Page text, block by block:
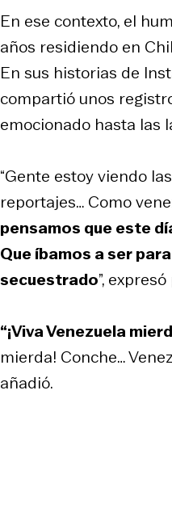
En ese contexto, el
años residiendo en
En sus historias de
compartió unos
emocionado hasta las
“Gente estoy viendo
reportajes… Como
pensamos que este
Que íbamos a ser
secuestrado”,
“¡Viva Venezuela
mierda! Conche…
añadió.